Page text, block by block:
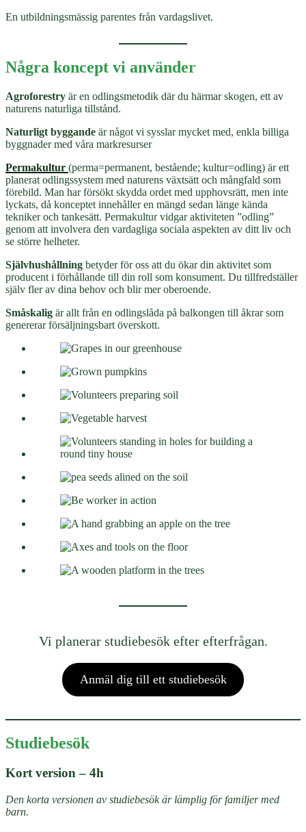
En utbildningsmässig parentes från vardagslivet.
Några koncept vi använder
Agroforestry är en odlingsmetodik där du härmar skogen, ett av
naturens naturliga tillstånd.
Naturligt byggande är något vi sysslar mycket med, enkla billiga
byggnader med våra markresurser
Permakultur (perma=permanent, bestående; kultur=odling) är ett
planerat odlingssystem med naturens växtsätt och mångfald som
förebild. Man har försökt skydda ordet med upphovsrätt, men inte
lyckats, då konceptet innehåller en mängd sedan länge kända
tekniker och tankesätt. Permakultur vidgar aktiviteten ”odling”
genom att involvera den vardagliga sociala aspekten av ditt liv och
se större helheter.
Självhushållning betyder för oss att du ökar din aktivitet som
producent i förhållande till din roll som konsument. Du tillfredställer
själv fler av dina behov och blir mer oberoende.
Småskalig är allt från en odlingslåda på balkongen till åkrar som
genererar försäljningsbart överskott.
Vi planerar studiebesök efter efterfrågan.
Anmäl dig till ett studiebesök
Studiebesök
Kort version – 4h
Den korta versionen av studiebesök är lämplig för familjer med
barn.